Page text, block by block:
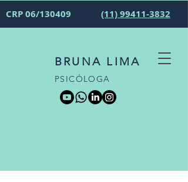
CRP 06/130409 (11) 99411-3832
BRUNA LIMA
PSICÓLOGA